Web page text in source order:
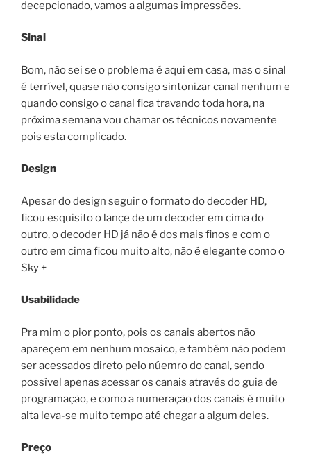
decepcionado, vamos a algumas impressões.
Sinal
Bom, não sei se o problema é aqui em casa, mas o sinal
é terrível, quase não consigo sintonizar canal nenhum e
quando consigo o canal fica travando toda hora, na
próxima semana vou chamar os técnicos novamente
pois esta complicado.
Design
Apesar do design seguir o formato do decoder HD,
ficou esquisito o lançe de um decoder em cima do
outro, o decoder HD já não é dos mais finos e com o
outro em cima ficou muito alto, não é elegante como o
Sky +
Usabilidade
Pra mim o pior ponto, pois os canais abertos não
apareçem em nenhum mosaico, e também não podem
ser acessados direto pelo núemro do canal, sendo
possível apenas acessar os canais através do guia de
programação, e como a numeração dos canais é muito
alta leva-se muito tempo até chegar a algum deles.
Preço